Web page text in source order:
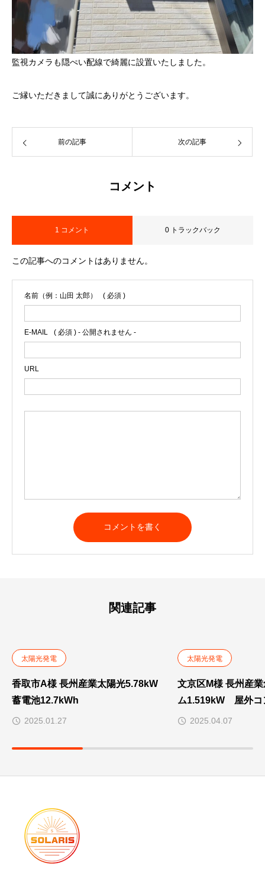
監視カメラも隠ぺい配線で綺麗に設置いたしました。
ご縁いただきまして誠にありがとうございます。
前の記事 次の記事
コメント
1 コメント 0 トラックバック
この記事へのコメントはありません。
名前（例：山田 太郎） ( 必須 )
E-MAIL ( 必須 ) - 公開されません -
URL
関連記事
太陽光発電
香取市A様 長州産業太陽光5.78kW
蓄電池12.7kWh
2025.01.27
太陽光発電
文京区M様 長州産
ム1.519kW 屋外コ
2025.04.07